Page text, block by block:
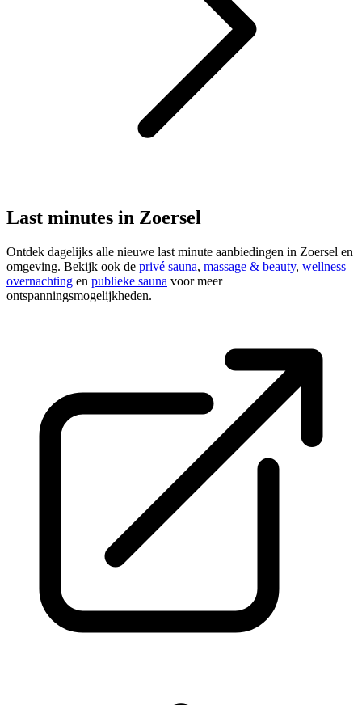
Last minutes in Zoersel
Ontdek dagelijks alle nieuwe last minute aanbiedingen in Zoersel en
omgeving. Bekijk ook de privé sauna, massage & beauty, wellness
overnachting en publieke sauna voor meer
ontspanningsmogelijkheden.